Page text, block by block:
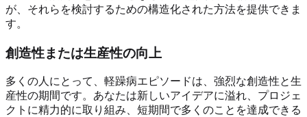
が、それらを検討するための構造化された方法を提供できま
す。
創造性または生産性の向上
多くの人にとって、軽躁病エピソードは、強烈な創造性と生
産性の期間です。あなたは新しいアイデアに溢れ、プロジェ
クトに精力的に取り組み、短期間で多くのことを達成できる